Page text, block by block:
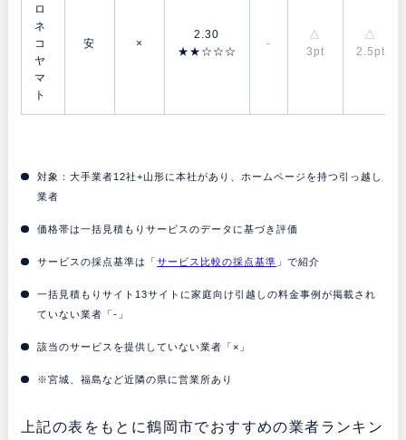
ロ
ネ
コ
ヤ
マ
ト
安 ×
2.30
★★☆☆☆
-
△
3pt
△
2.5pt
対象：大手業者12社+山形に本社があり、ホームページを持つ引っ越し
業者
価格帯は一括見積もりサービスのデータに基づき評価
サービスの採点基準は「サービス比較の採点基準 」で紹介
一括見積もりサイト13サイトに家庭向け引越しの料金事例が掲載され
ていない業者「-」
該当のサービスを提供していない業者「×」
※宮城、福島など近隣の県に営業所あり
上記の表をもとに鶴岡市でおすすめの業者ランキン